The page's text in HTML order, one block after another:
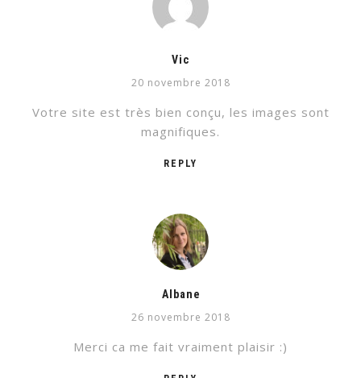
Vic
20 novembre 2018
REPLY
Votre site est très bien conçu, les images sont
magnifiques.
Albane
26 novembre 2018
Merci ca me fait vraiment plaisir :)